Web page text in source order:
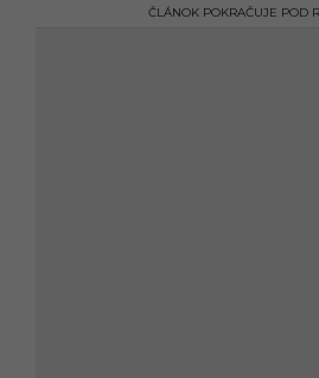
4ČLÁNOK POKRAČUJE POD